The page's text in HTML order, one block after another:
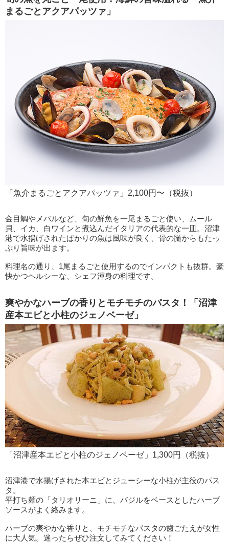
まるごとアクアパッツァ」
「魚介まるごとアクアパッツァ」2,100円〜（税抜）
金目鯛やメバルなど、旬の鮮魚を一尾まるごと使い、ムール
貝、イカ、白ワインと煮込んだイタリアの代表的な一皿。沼津
港で水揚げされたばかりの魚は風味が良く、骨の髄からもたっ
ぷり旨味が出ます。
料理名の通り、1尾まるごと使用するのでインパクトも抜群。豪
快かつヘルシーな、シェフ渾身の料理です。
爽やかなハーブの香りとモチモチのパスタ！「沼津
産本エビと小柱のジェノベーゼ」
「沼津産本エビと小柱のジェノベーゼ」1,300円（税抜）
沼津港で水揚げされた本エビとジューシーな小柱が主役のパス
タ。
平打ち麺の「タリオリーニ」に、バジルをベースとしたハーブ
ソースがよく絡みます。
ハーブの爽やかな香りと、モチモチなパスタの歯ごたえが女性
に大人気。迷ったらぜひ注文してみてください！